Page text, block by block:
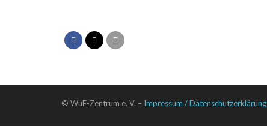
© WuF-Zentrum e. V. – Impressum / Datenschutzerklärung